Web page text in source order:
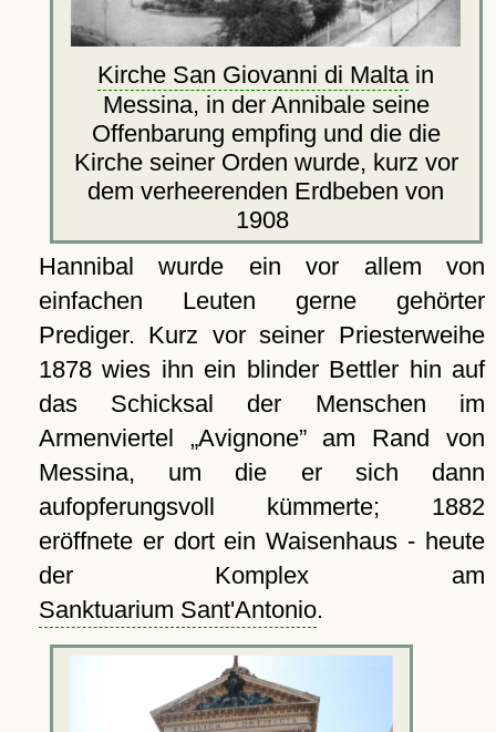
Kirche San Giovanni di Maltain
Messina, in der Annibale seine
Offenbarung empfing und die die
Kirche seiner Orden wurde, kurz vor
dem verheerenden Erdbeben von
1908
Hannibal wurde ein vor allem von
einfachen Leuten gerne gehörter
Prediger. Kurz vor seiner Priesterweihe
1878 wies ihn ein blinder Bettler hin auf
das Schicksal der Menschen im
Armenviertel
Avignone am Rand von
Messina, um die er sich dann
aufopferungsvoll kümmerte; 1882
eröffnete er dort ein Waisenhaus - heute
der Komplex am
Sanktuarium Sant'Antonio.